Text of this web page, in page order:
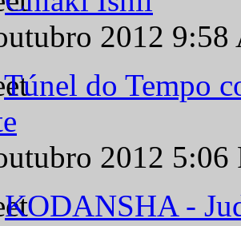
2012
Túnel do Tempo
2012
KODANSHA -